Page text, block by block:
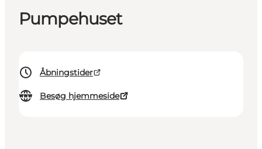
Pumpehuset
Åbningstider
Besøg hjemmeside